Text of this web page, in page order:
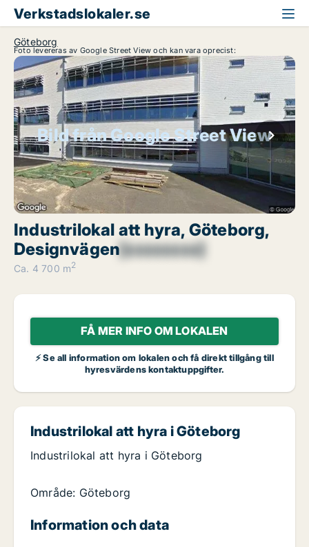
Verkstadslokaler.se
Göteborg
Foto levereras av Google Street View och kan vara oprecist:
Bild från Google Street View
Industrilokal att hyra, Göteborg,
Designvägen[xxxxxxxx]
Ca. 4 700 m2
FÅ MER INFO OM LOKALEN
⚡ Se all information om lokalen och få direkt tillgång till
hyresvärdens kontaktuppgifter.
Industrilokal att hyra i Göteborg
Industrilokal att hyra i Göteborg
Område: Göteborg
Information och data